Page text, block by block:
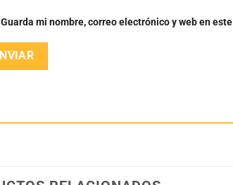
Guarda mi nombre, correo electrónico y web en